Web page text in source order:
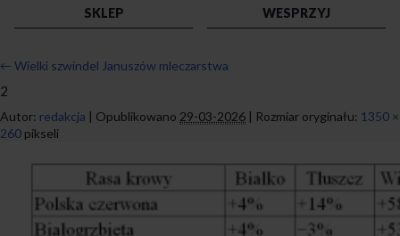
SKLEP
WESPRZYJ
← Wielki szwindel Januszów mleczarstwa
2
Autor: redakcja | Opublikowano 29-03-2026 | Rozmiar oryginału: 1350 ×
260 pikseli